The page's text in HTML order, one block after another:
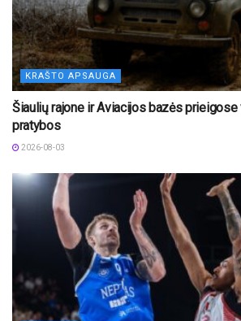
KRAŠTO APSAUGA
Šiaulių rajone ir Aviacijos bazės prieigose
pratybos
2026-08-03